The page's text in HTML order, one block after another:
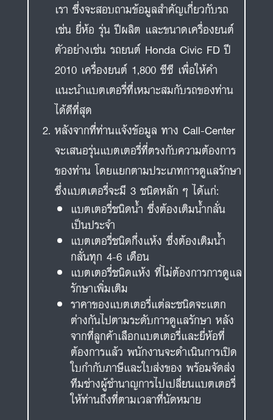
เรา ซึ่งจะสอบถามข้อมูลสำคัญเกี่ยวกับรถ
เช่น ยี่ห้อ รุ่น ปีผลิต และขนาดเครื่องยนต์
ตัวอย่างเช่น รถยนต์ Honda Civic FD ปี
2010 เครื่องยนต์ 1,800 ซีซี เพื่อให้คำ
แนะนำแบตเตอรี่ที่เหมาะสมกับรถของท่าน
ได้ดีที่สุด
หลังจากที่ท่านแจ้งข้อมูล ทาง Call-Center
จะเสนอรุ่นแบตเตอรี่ที่ตรงกับความต้องการ
ของท่าน โดยแยกตามประเภทการดูแลรักษา
ซึ่งแบตเตอรี่จะมี 3 ชนิดหลัก ๆ ได้แก่:
แบตเตอรี่ชนิดน้ำ ซึ่งต้องเติมน้ำกลั่น
เป็นประจำ
แบตเตอรี่ชนิดกึ่งแห้ง ซึ่งต้องเติมน้ำ
กลั่นทุก 4-6 เดือน
แบตเตอรี่ชนิดแห้ง ที่ไม่ต้องการการดูแล
รักษาเพิ่มเติม
ราคาของแบตเตอรี่แต่ละชนิดจะแตก
ต่างกันไปตามระดับการดูแลรักษา หลัง
จากที่ลูกค้าเลือกแบตเตอรี่และยี่ห้อที่
ต้องการแล้ว พนักงานจะดำเนินการเปิด
ใบกำกับภาษีและใบส่งของ พร้อมจัดส่ง
ทีมช่างผู้ชำนาญการไปเปลี่ยนแบตเตอรี่
ให้ท่านถึงที่ตามเวลาที่นัดหมาย